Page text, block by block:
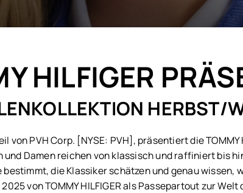
HILFIGER
HERBST/
von PVH Corp. [NYSE: PVH], präsentiert die
Damen reichen von klassisch und raffiniert bis
die Klassiker schätzen und genau wissen,
von TOMMY HILFIGER als Passepartout zur